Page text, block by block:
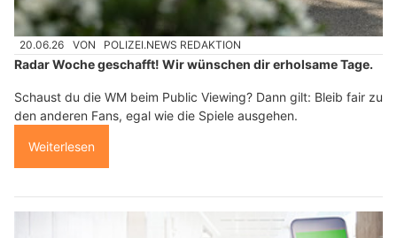
20.06.26 VON POLIZEI.NEWS REDAKTION
Radar Woche geschafft! Wir wünschen dir erholsame Tage.
Schaust du die WM beim Public Viewing? Dann gilt: Bleib fair zu
den anderen Fans, egal wie die Spiele ausgehen.
Weiterlesen